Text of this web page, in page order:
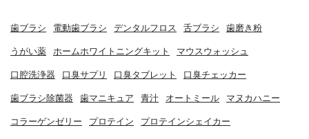
歯ブラシ 電動歯ブラシ デンタルフロス 舌ブラシ 歯磨き粉
うがい薬 ホームホワイトニングキット マウスウォッシュ
口腔洗浄器 口臭サプリ 口臭タブレット 口臭チェッカー
歯ブラシ除菌器 歯マニキュア 青汁 オートミール マヌカハニー
コラーゲンゼリー プロテイン プロテインシェイカー